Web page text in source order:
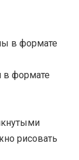
в формате
в формате
рисовать